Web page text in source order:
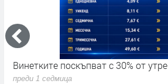
Винетките поскъпват с 30% от утре
преди 1 седмица